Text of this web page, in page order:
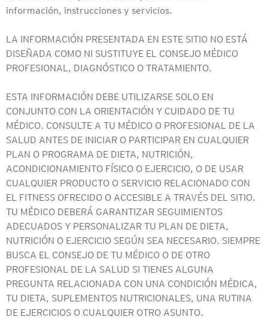
información, instrucciones y servicios.
LA INFORMACIÓN PRESENTADA EN ESTE SITIO NO ESTÁ
DISEÑADA COMO NI SUSTITUYE EL CONSEJO MÉDICO
PROFESIONAL, DIAGNÓSTICO O TRATAMIENTO.
ESTA INFORMACIÓN DEBE UTILIZARSE SOLO EN
CONJUNTO CON LA ORIENTACIÓN Y CUIDADO DE TU
MÉDICO. CONSULTE A TU MÉDICO O PROFESIONAL DE LA
SALUD ANTES DE INICIAR O PARTICIPAR EN CUALQUIER
PLAN O PROGRAMA DE DIETA, NUTRICIÓN,
ACONDICIONAMIENTO FÍSICO O EJERCICIO, O DE USAR
CUALQUIER PRODUCTO O SERVICIO RELACIONADO CON
EL FITNESS OFRECIDO O ACCESIBLE A TRAVÉS DEL SITIO.
TU MÉDICO DEBERÁ GARANTIZAR SEGUIMIENTOS
ADECUADOS Y PERSONALIZAR TU PLAN DE DIETA,
NUTRICIÓN O EJERCICIO SEGÚN SEA NECESARIO. SIEMPRE
BUSCA EL CONSEJO DE TU MÉDICO O DE OTRO
PROFESIONAL DE LA SALUD SI TIENES ALGUNA
PREGUNTA RELACIONADA CON UNA CONDICIÓN MÉDICA,
TU DIETA, SUPLEMENTOS NUTRICIONALES, UNA RUTINA
DE EJERCICIOS O CUALQUIER OTRO ASUNTO.